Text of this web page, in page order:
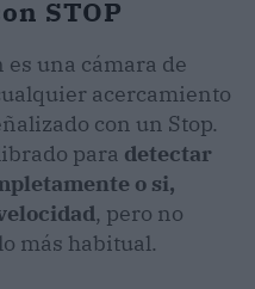
STOP
una cámara de
acercamiento
con un Stop.
para detectar
o si,
, pero no
más habitual.